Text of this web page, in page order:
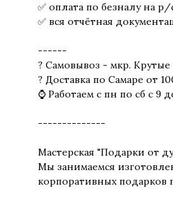
✅ оплата по безналу на р/
✅ вся отчётная
------
? Самовывоз - мкр.
? Доставка по Самаре от
⌚ Работаем с пн по сб с 9
--------------
Мастерская "Подарки от
Мы занимаемся
корпоративных подарков